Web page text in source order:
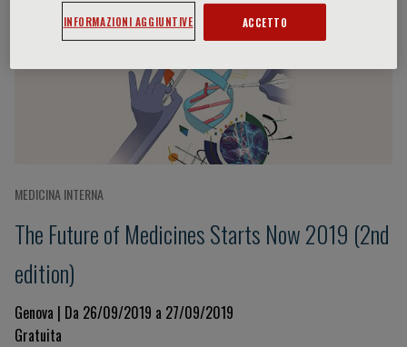
MEDICINA INTERNA
The Future of Medicines Starts Now 2019 (2nd
edition)
Genova | Da 26/09/2019 a 27/09/2019
Gratuita
INFORMAZIONI AGGIUNTIVE ACCETTO